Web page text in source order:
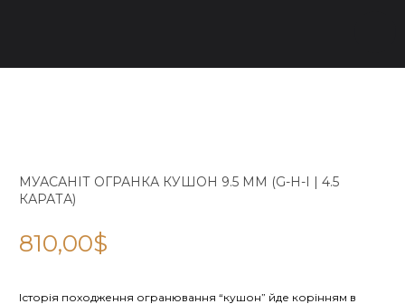
МУАСАНІТ ОГРАНКА КУШОН 9.5 ММ (G-H-I | 4.5
КАРАТА)
810,00$
Історія походження огранювання “кушон” йде корінням в